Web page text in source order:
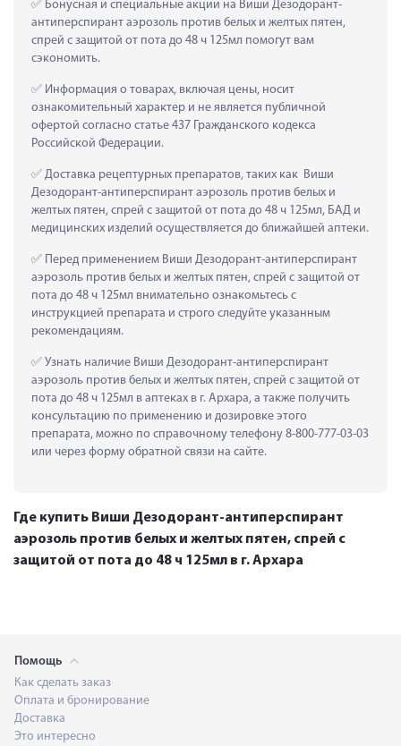
Бонусная и специальные акции на Виши Дезодорант-
антиперспирант аэрозоль против белых и желтых пятен,
спрей с защитой от пота до 48 ч 125мл помогут вам
сэкономить.
Информация о товарах, включая цены, носит
ознакомительный характер и не является публичной
офертой согласно статье 437 Гражданского кодекса
Российской Федерации.
Доставка рецептурных препаратов, таких как  Виши
Дезодорант-антиперспирант аэрозоль против белых и
желтых пятен, спрей с защитой от пота до 48 ч 125мл, БАД и
медицинских изделий осуществляется до ближайшей аптеки.
Перед применением Виши Дезодорант-антиперспирант
аэрозоль против белых и желтых пятен, спрей с защитой от
пота до 48 ч 125мл внимательно ознакомьтесь с
инструкцией препарата и строго следуйте указанным
рекомендациям.
Узнать наличие Виши Дезодорант-антиперспирант
аэрозоль против белых и желтых пятен, спрей с защитой от
пота до 48 ч 125мл в аптеках в г. Архара, а также получить
консультацию по применению и дозировке этого
препарата, можно по справочному телефону 8-800-777-03-03
или через форму обратной связи на сайте.
Где купить Виши Дезодорант-антиперспирант
аэрозоль против белых и желтых пятен, спрей с
защитой от пота до 48 ч 125мл в г. Архара
Помощь
Как сделать заказ
Оплата и бронирование
Доставка
Это интересно